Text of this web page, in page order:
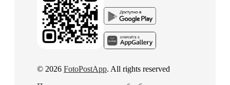
© 2026 FotoPostApp. All rights reserved